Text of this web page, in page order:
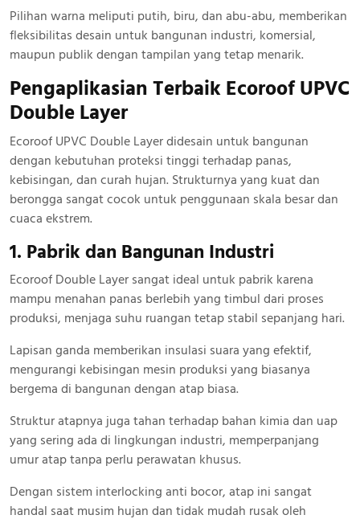
Pilihan warna meliputi putih, biru, dan abu-abu, memberikan
fleksibilitas desain untuk bangunan industri, komersial,
maupun publik dengan tampilan yang tetap menarik.
Pengaplikasian Terbaik Ecoroof UPVC
Double Layer
Ecoroof UPVC Double Layer didesain untuk bangunan
dengan kebutuhan proteksi tinggi terhadap panas,
kebisingan, dan curah hujan. Strukturnya yang kuat dan
berongga sangat cocok untuk penggunaan skala besar dan
cuaca ekstrem.
1. Pabrik dan Bangunan Industri
Ecoroof Double Layer sangat ideal untuk pabrik karena
mampu menahan panas berlebih yang timbul dari proses
produksi, menjaga suhu ruangan tetap stabil sepanjang hari.
Lapisan ganda memberikan insulasi suara yang efektif,
mengurangi kebisingan mesin produksi yang biasanya
bergema di bangunan dengan atap biasa.
Struktur atapnya juga tahan terhadap bahan kimia dan uap
yang sering ada di lingkungan industri, memperpanjang
umur atap tanpa perlu perawatan khusus.
Dengan sistem interlocking anti bocor, atap ini sangat
handal saat musim hujan dan tidak mudah rusak oleh